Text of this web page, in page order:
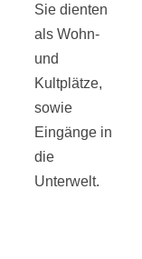
Sie dienten
als Wohn-
und
Kultplätze,
sowie
Eingänge in
die
Unterwelt.